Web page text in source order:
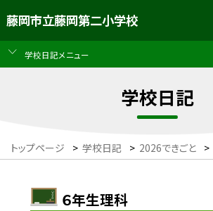
藤岡市立藤岡第二小学校
学校日記メニュー
学校日記
トップページ > 学校日記 > 2026できごと >
６年生理科